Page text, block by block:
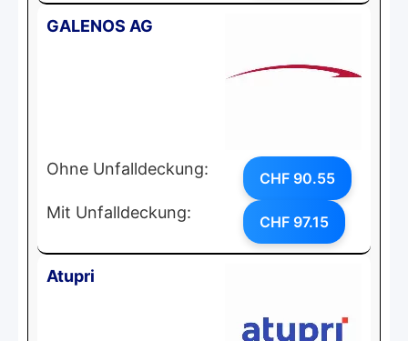
GALENOS AG
Ohne Unfalldeckung: CHF 90.55
Mit Unfalldeckung: CHF 97.15
Atupri